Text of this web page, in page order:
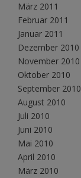
März 2011
Februar 2011
Januar 2011
Dezember 2010
November 2010
Oktober 2010
September 2010
August 2010
Juli 2010
Juni 2010
Mai 2010
April 2010
März 2010